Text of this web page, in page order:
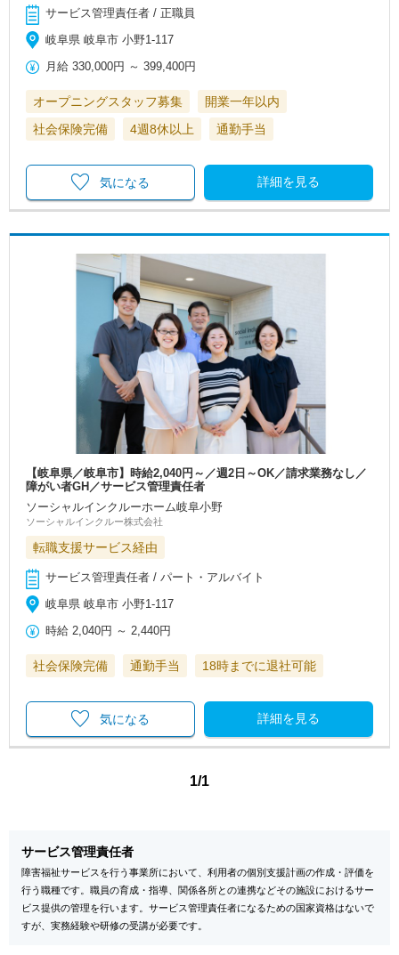
サービス管理責任者 / 正職員
岐阜県 岐阜市 小野1-117
月給 330,000円 ～399,400円
オープニングスタッフ募集
開業一年以内
社会保険完備
4週8休以上 通勤手当
詳細を見る
気になる
【岐阜県／岐阜市】時給2,040円～／週2日～OK／請求業務なし／
障がい者GH／サービス管理責任者
ソーシャルインクルーホーム岐阜小野
ソーシャルインクルー株式会社
転職支援サービス経由
サービス管理責任者 / パート・アルバイト
岐阜県 岐阜市 小野1-117
時給 2,040円 ～ 2,440円
社会保険完備 通勤手当 18時までに退社可能
詳細を見る
気になる
1/1
サービス管理責任者
障害福祉サービスを行う事業所において、利用者の個別支援計画の作成・評価を
行う職種です。職員の育成・指導、関係各所との連携などその施設におけるサー
ビス提供の管理を行います。サービス管理責任者になるための国家資格はないで
すが、実務経験や研修の受講が必要です。